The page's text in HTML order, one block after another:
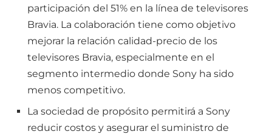
participación del 51% en la línea de televisores
Bravia. La colaboración tiene como objetivo
mejorar la relación calidad-precio de los
televisores Bravia, especialmente en el
segmento intermedio donde Sony ha sido
menos competitivo.
La sociedad de propósito permitirá a Sony
reducir costos y asegurar el suministro de